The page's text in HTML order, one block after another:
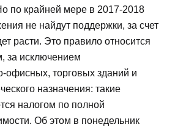
по крайней мере в 2017-2018
не найдут поддержки, за счет
расти. Это правило относится
за исключением
офисных, торговых зданий и
назначения: такие
налогом по полной
Об этом в понедельник